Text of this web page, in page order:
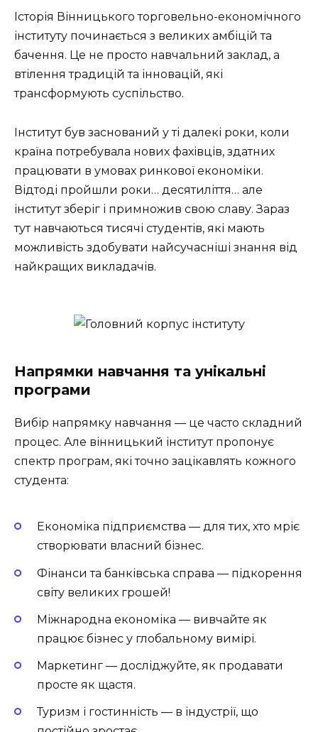
Історія Вінницького торговельно-економічного
інституту починається з великих амбіцій та
бачення. Це не просто навчальний заклад, а
втілення традицій та інновацій, які
трансформують суспільство.
Інститут був заснований у ті далекі роки, коли
країна потребувала нових фахівців, здатних
працювати в умовах ринкової економіки.
Відтоді пройшли роки… десятиліття… але
інститут зберіг і примножив свою славу. Зараз
тут навчаються тисячі студентів, які мають
можливість здобувати найсучасніші знання від
найкращих викладачів.
Напрямки навчання та унікальні
програми
Вибір напрямку навчання — це часто складний
процес. Але вінницький інститут пропонує
спектр програм, які точно зацікавлять кожного
студента:
Економіка підприємства — для тих, хто мріє
створювати власний бізнес.
Фінанси та банківська справа — підкорення
світу великих грошей!
Міжнародна економіка — вивчайте як
працює бізнес у глобальному вимірі.
Маркетинг — досліджуйте, як продавати
просте як щастя.
Туризм і гостинність — в індустрії, що